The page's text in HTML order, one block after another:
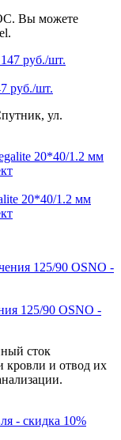
Вы можете
руб./шт.
ул.
20*40/1.2 мм
125/90 OSNO -
сток
кровли и отвод их